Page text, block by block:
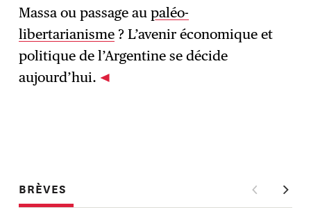
Massa ou passage aupaléo-
libertarianisme ? L’avenir économique et
politique de l’Argentine se décide
aujourd’hui.
BRÈVES